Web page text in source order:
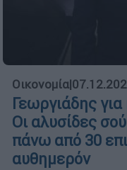
Οικονομία|
Γεωργιάδης
Οι αλυσίδες
πάνω από 30
αυθημερόν